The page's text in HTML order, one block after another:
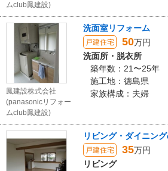
ムclub鳳建設)
鳳建設株式会社
(panasonicリフォー
ムclub鳳建設)
洗面室リフォーム
戸建住宅 50万円
洗面所・脱衣所
築年数：21〜25年
施工地：徳島県
家族構成：夫婦
リビング・ダイニン
戸建住宅 35万円
リビング